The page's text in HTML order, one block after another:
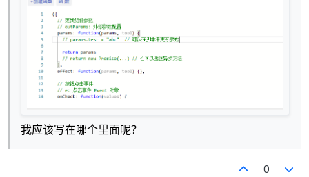
我应该写在哪个里面呢？
0